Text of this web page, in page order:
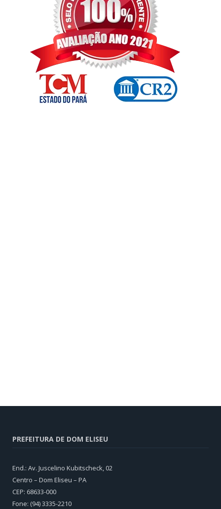
PREFEITURA DE DOM ELISEU
End.: Av. Juscelino Kubitscheck, 02
Centro – Dom Eliseu – PA
CEP: 68633-000
Fone: (94) 3335-2210